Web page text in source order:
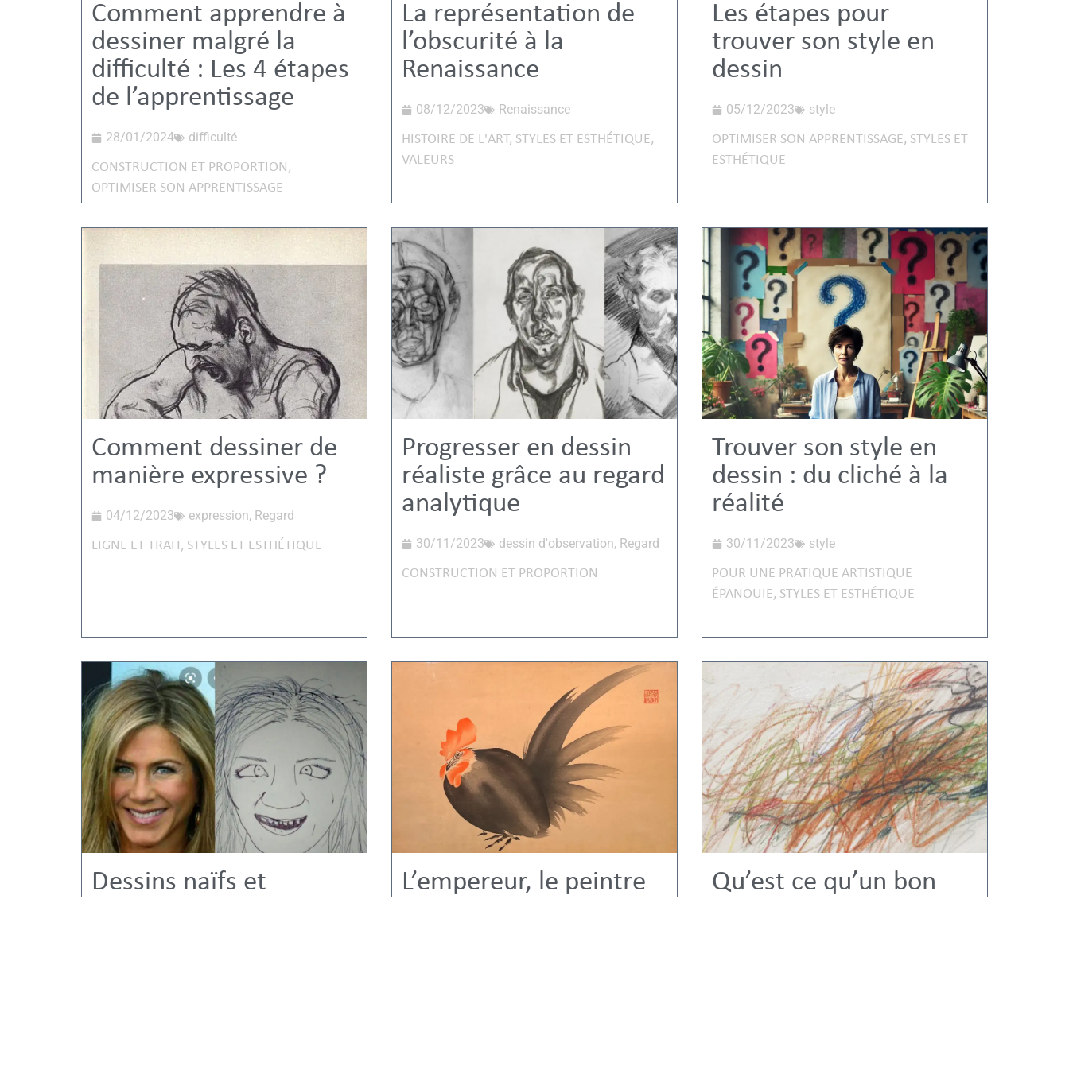
Comment apprendre à
dessiner malgré la
difficulté : Les 4 étapes
de l’apprentissage
28/01/2024
difficulté
CONSTRUCTION ET PROPORTION,
OPTIMISER SON APPRENTISSAGE
La représentation de
l’obscurité à la
Renaissance
08/12/2023
Renaissance
HISTOIRE DE L'ART, STYLES ET ESTHÉTIQUE,
VALEURS
Les étapes pour
trouver son style en
dessin
05/12/2023
style
OPTIMISER SON APPRENTISSAGE, STYLES ET
ESTHÉTIQUE
Comment dessiner de
manière expressive ?
04/12/2023 expression, Regard
LIGNE ET TRAIT, STYLES ET ESTHÉTIQUE
Progresser en dessin
réaliste grâce au regard
analytique
30/11/2023 dessin d'observation, Regard
CONSTRUCTION ET PROPORTION
Trouver son style en
dessin : du cliché à la
réalité
30/11/2023
style
POUR UNE PRATIQUE ARTISTIQUE
ÉPANOUIE, STYLES ET ESTHÉTIQUE
Dessins naïfs et
L’empereur, le peintre
Qu’est ce qu’un bon